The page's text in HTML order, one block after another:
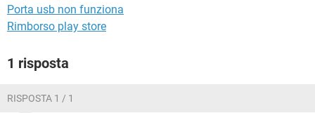
Porta usb non funziona
Rimborso play store
1 risposta
RISPOSTA 1 / 1